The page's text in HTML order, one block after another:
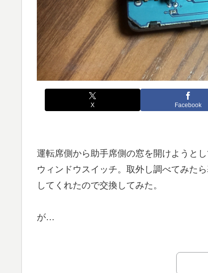
X Facebook
運転席側から助手席側の窓を開けようと
ウィンドウスイッチ。取外し調べてみた
してくれたので交換してみた。
が…